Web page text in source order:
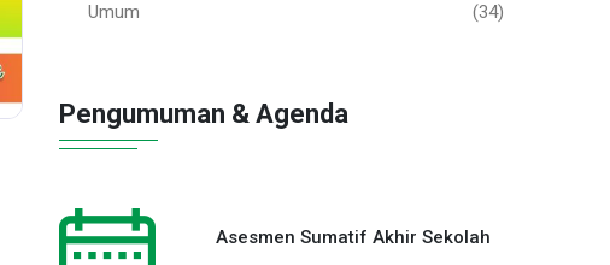
Umum
(34)
Pengumuman & Agenda
Asesmen Sumatif Akhir Sekolah